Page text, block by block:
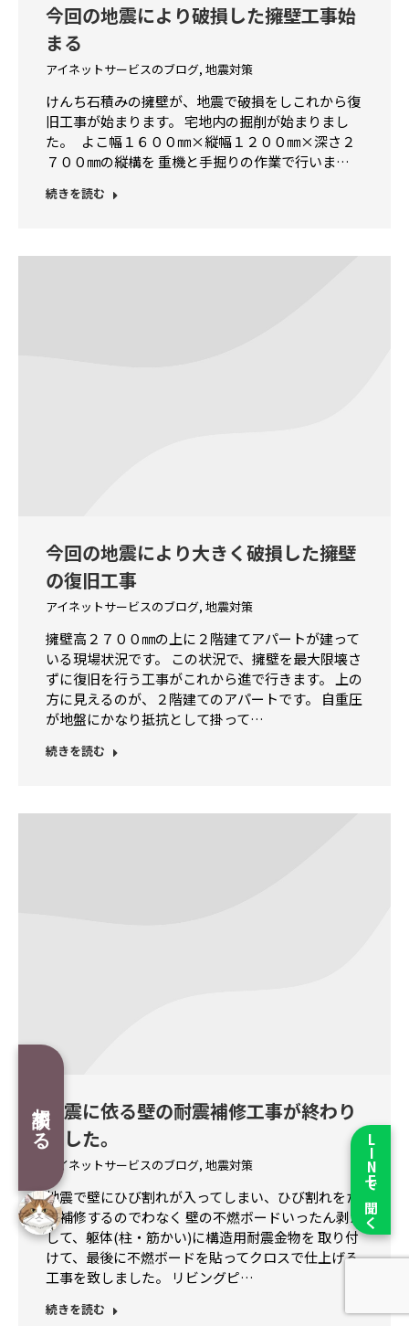
今回の地震により破損した擁壁工事始
まる
アイネットサービスのブログ, 地震対策
けんち石積みの擁壁が、地震で破損をしこれから復
旧工事が始まります。 宅地内の掘削が始まりまし
た。 よこ幅１６００㎜×縦幅１２００㎜×深さ２
７００㎜の縦構を 重機と手掘りの作業で行いま…
続きを読む
今回の地震により大きく破損した擁壁
の復旧工事
アイネットサービスのブログ, 地震対策
擁壁高２７００㎜の上に２階建てアパートが建って
いる現場状況です。 この状況で、擁壁を最大限壊さ
ずに復旧を行う工事がこれから進で行きます。 上の
方に見えるのが、２階建てのアパートです。 自重圧
が地盤にかなり抵抗として掛って…
続きを読む
地震に依る壁の耐震補修工事が終わり
ました。
アイネットサービスのブログ, 地震対策
地震で壁にひび割れが入ってしまい、ひび割れをた
だ補修するのでわなく 壁の不燃ボードいったん剥が
して、躯体(柱・筋かい)に構造用耐震金物を 取り付
けて、最後に不燃ボードを貼ってクロスで仕上げる
工事を致しました。 リビングピ…
続きを読む
相談する
LINEで聞く